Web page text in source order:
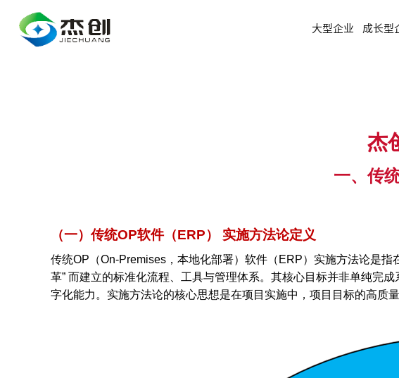
大型企业 成长型
杰
一、传
（一）传统OP软件（ERP） 实施方法论定义
传统OP（On-Premises，本地化部署）软件（ERP）实施方法论是
革” 而建立的标准化流程、工具与管理体系。其核心目标并非单纯完
字化能力。实施方法论的核心思想是在项目实施中，项目目标的高质